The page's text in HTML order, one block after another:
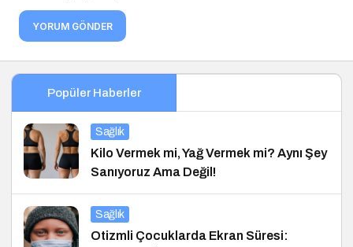
YORUM GÖNDER
Popüler Haberler
Sağlık
Kilo Vermek mi, Yağ Vermek mi? Aynı Şey
Sanıyoruz Ama Değil!
Sağlık
Otizmli Çocuklarda Ekran Süresi: